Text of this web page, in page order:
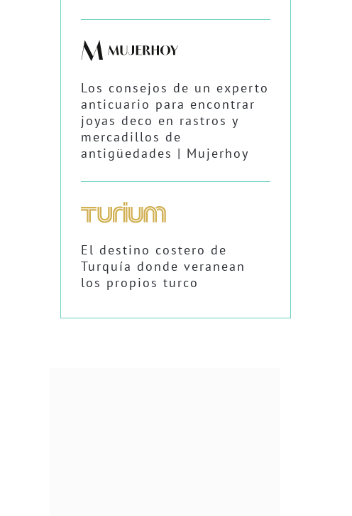
Los consejos de un experto
anticuario para encontrar
joyas deco en rastros y
mercadillos de
antigüedades | Mujerhoy
El destino costero de
Turquía donde veranean
los propios turco